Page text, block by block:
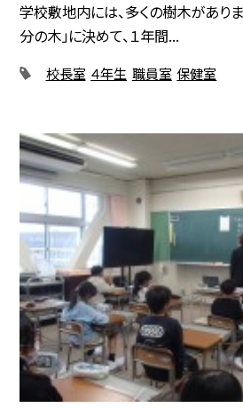
学校敷地内には、多くの樹木がありま
分の木」に決めて、１年間...
校長室 ４年生 職員室 保健室